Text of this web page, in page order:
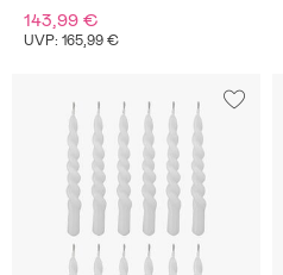
143,99 €
UVP: 165,99 €